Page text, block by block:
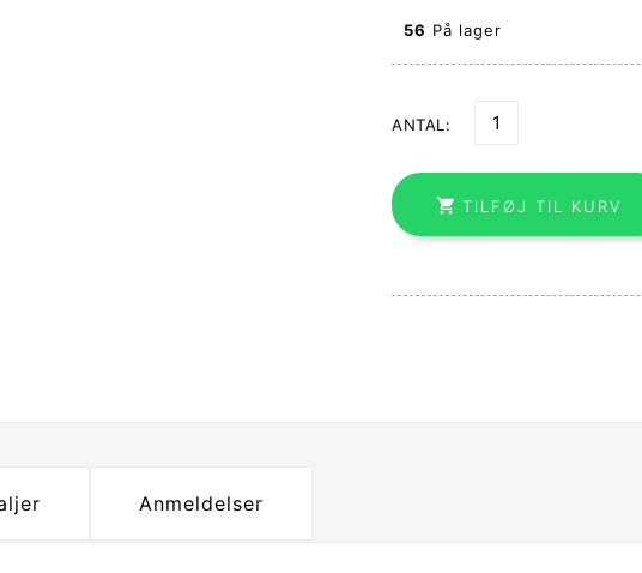
56 På lager
ANTAL:
 TILFØJ TIL KURV
Anmeldelser